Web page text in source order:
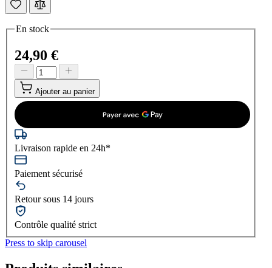
En stock
24,90 €
Ajouter au panier
Livraison rapide en 24h*
Paiement sécurisé
Retour sous 14 jours
Contrôle qualité strict
Press to skip carousel